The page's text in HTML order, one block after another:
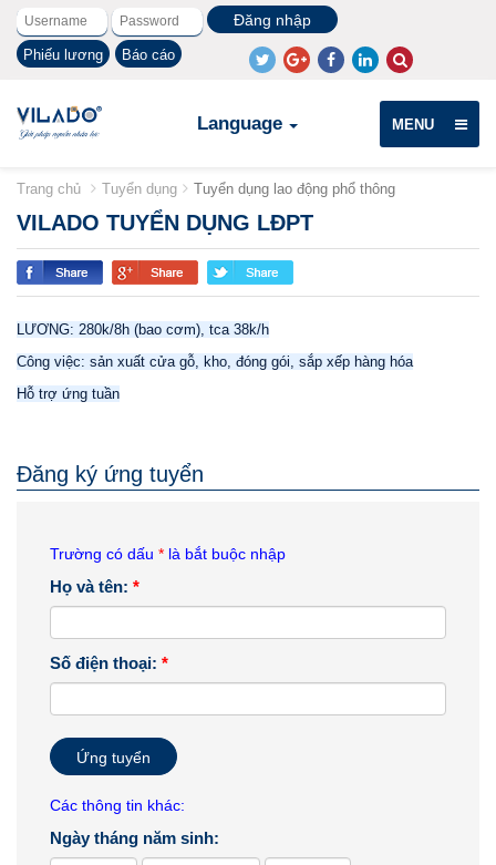
Phiếu lương Báo cáo
Language MENU
Trang chủ Tuyển dụng Tuyển dụng lao động phổ thông
VILADO TUYỂN DỤNG LĐPT
LƯƠNG: 280k/8h (bao cơm), tca 38k/h
Công việc: sản xuất cửa gỗ, kho, đóng gói, sắp xếp hàng hóa
Hỗ trợ ứng tuần
Đăng ký ứng tuyển
Trường có dấu * là bắt buộc nhập
Họ và tên: *
Số điện thoại: *
Ứng tuyển
Các thông tin khác:
Ngày tháng năm sinh: